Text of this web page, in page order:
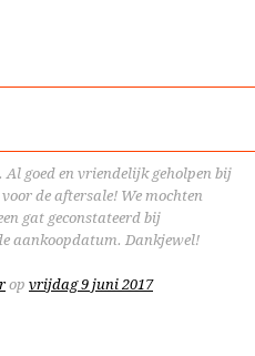
goed en vriendelijk geholpen bij
de aftersale! We mochten
gat geconstateerd bij
aankoopdatum. Dankjewel!
op vrijdag 9 juni 2017